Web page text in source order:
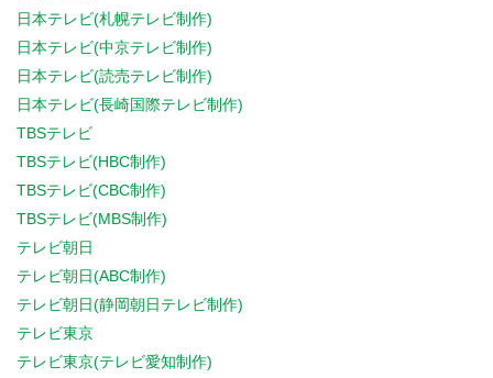
日本テレビ(札幌テレビ制作)
日本テレビ(中京テレビ制作)
日本テレビ(読売テレビ制作)
日本テレビ(長崎国際テレビ制作)
TBSテレビ
TBSテレビ(HBC制作)
TBSテレビ(CBC制作)
TBSテレビ(MBS制作)
テレビ朝日
テレビ朝日(ABC制作)
テレビ朝日(静岡朝日テレビ制作)
テレビ東京
テレビ東京(テレビ愛知制作)